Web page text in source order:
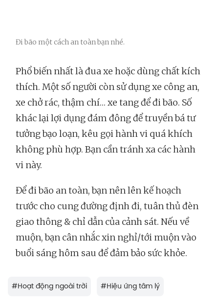
Đi bão một cách an toàn bạn nhé.
Phổ biến nhất là đua xe hoặc dùng chất kích
thích. Một số người còn sử dụng xe công an,
xe chở rác, thậm chí… xe tang để đi bão. Số
khác lại lợi dụng đám đông để truyền bá tư
tưởng bạo loạn, kêu gọi hành vi quá khích
không phù hợp. Bạn cần tránh xa các hành
vi này.
Để đi bão an toàn, bạn nên lên kế hoạch
trước cho cung đường định đi, tuân thủ đèn
giao thông & chỉ dẫn của cảnh sát. Nếu về
muộn, bạn cân nhắc xin nghỉ/tới muộn vào
buổi sáng hôm sau để đảm bảo sức khỏe.
#Hoạt động ngoài trời #Hiệu ứng tâm lý